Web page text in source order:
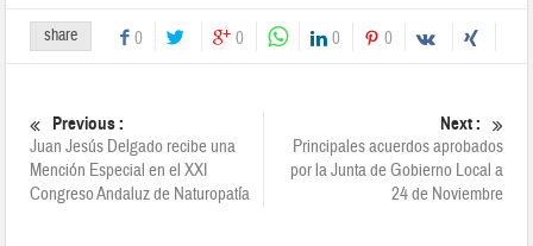
share 0 0 0 0
Previous :
Juan Jesús Delgado recibe una
Mención Especial en el XXI
Congreso Andaluz de Naturopatía
Next :
Principales acuerdos aprobados
por la Junta de Gobierno Local a
24 de Noviembre